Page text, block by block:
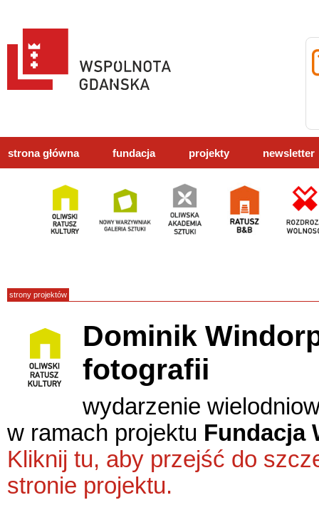
strona główna fundacja projekty newsletter
strony projektów
Dominik
fotografii
wydarzenie
w ramach projektu Fundacja
Kliknij tu, aby przejść do
stronie projektu.